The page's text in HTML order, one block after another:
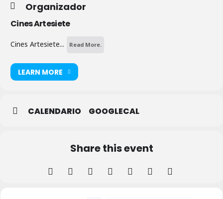
Organizador
Cines Artesiete
Cines Artesiete... Read More.
LEARN MORE
CALENDARIO GOOGLECAL
Share this event